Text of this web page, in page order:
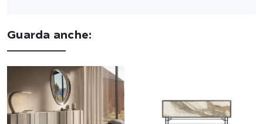
Guarda anche: